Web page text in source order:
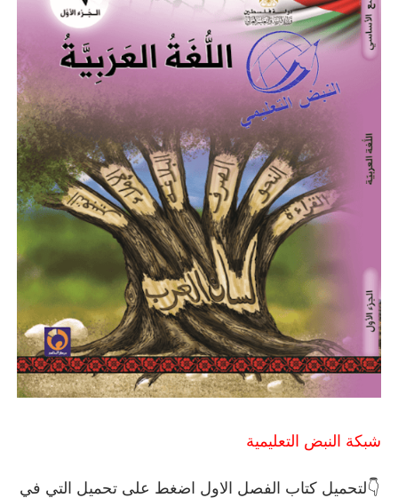
شبكة النبض التعليمية
👇لتحميلكتاب الفصل الاول اضغط على تحميل التي في